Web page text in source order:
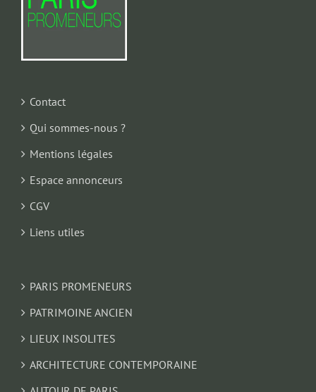
Contact
Qui sommes-nous ?
Mentions légales
Espace annonceurs
CGV
Liens utiles
PARIS PROMENEURS
PATRIMOINE ANCIEN
LIEUX INSOLITES
ARCHITECTURE CONTEMPORAINE